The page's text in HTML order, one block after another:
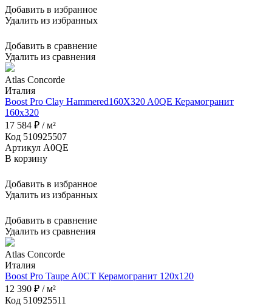
Добавить в избранное
Удалить из избранных
Добавить в сравнение
Удалить из сравнения
Atlas Concorde
Италия
Boost Pro Clay Hammered160X320 A0QE Керамогранит
160x320
17 584 ₽ / м²
Код 510925507
Артикул A0QE
В корзину
Добавить в избранное
Удалить из избранных
Добавить в сравнение
Удалить из сравнения
Atlas Concorde
Италия
Boost Pro Taupe A0CT Керамогранит 120x120
12 390 ₽ / м²
Код 510925511